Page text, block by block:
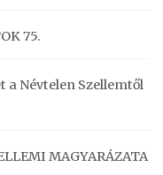
75.
a Névtelen Szellemtől
MAGYARÁZATA